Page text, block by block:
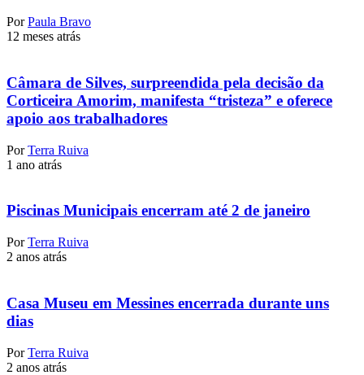
Por Paula Bravo
12 meses atrás
Câmara de Silves, surpreendida pela decisão da
Corticeira Amorim, manifesta “tristeza” e oferece
apoio aos trabalhadores
Por Terra Ruiva
1 ano atrás
Piscinas Municipais encerram até 2 de janeiro
Por Terra Ruiva
2 anos atrás
Casa Museu em Messines encerrada durante uns
dias
Por Terra Ruiva
2 anos atrás